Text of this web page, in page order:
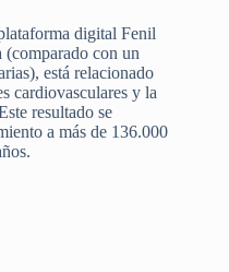
digital Fenil
(comparado con un
está relacionado
cardiovasculares y la
resultado se
a más de 136.000